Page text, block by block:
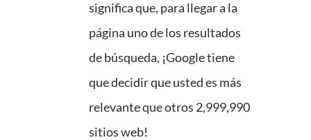
significa que, para llegar a la
página uno de los resultados
de búsqueda, ¡Google tiene
que decidir que usted es más
relevante que otros 2,999,990
sitios web!